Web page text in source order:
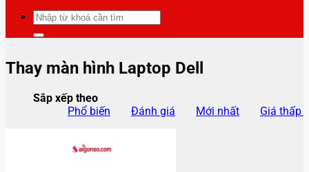
Tìm
kiếm:
Thay màn hình Laptop Dell
Sắp xếp theo
Phổ biến
Đánh giá Mới nhất Giá thấp